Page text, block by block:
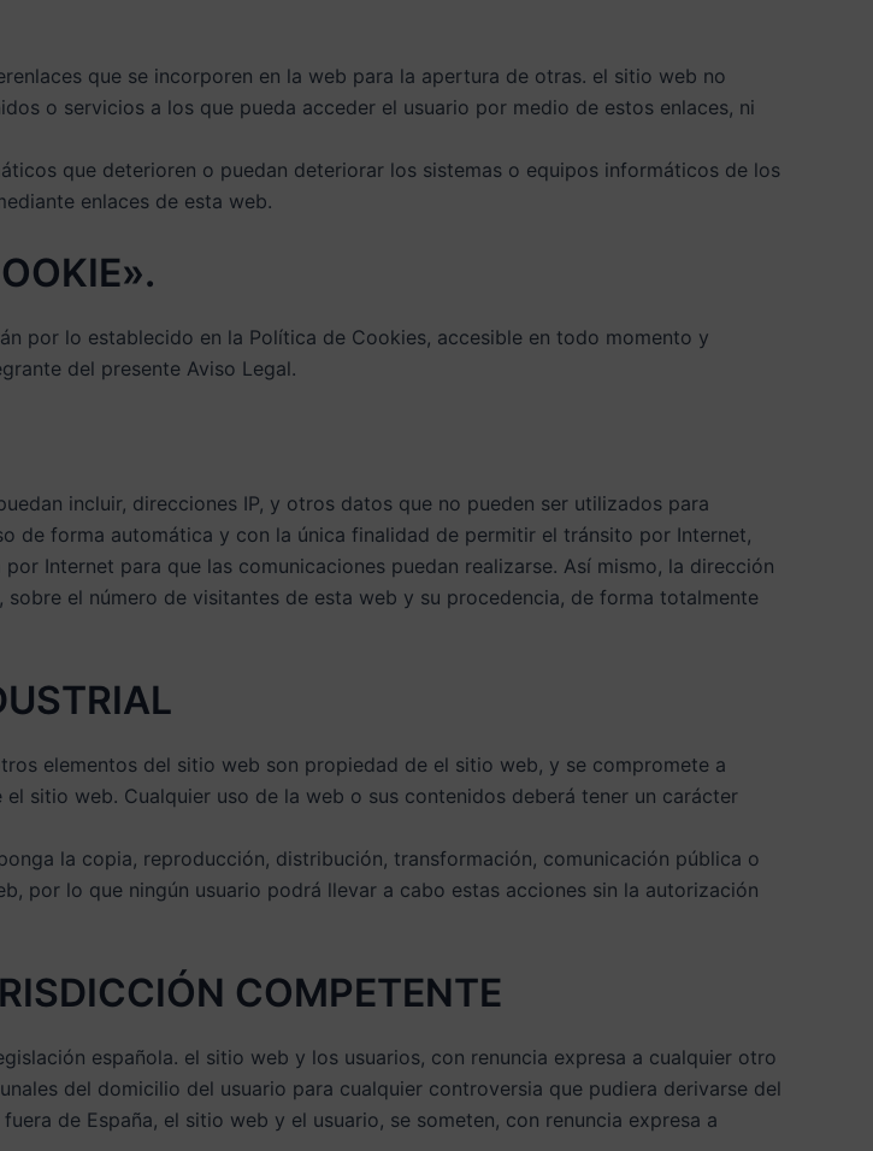
que se incorporen en la web para la apertura de otras. el sitio web no
o servicios a los que pueda acceder el usuario por medio de estos enlaces, ni
que deterioren o puedan deteriorar los sistemas o equipos informáticos de los
enlaces de esta web.
por lo establecido en la Política de Cookies, accesible en todo momento y
del presente Aviso Legal.
incluir, direcciones IP, y otros datos que no pueden ser utilizados para
de forma automática y con la única finalidad de permitir el tránsito por Internet,
Internet para que las comunicaciones puedan realizarse. Así mismo, la dirección
el número de visitantes de esta web y su procedencia, de forma totalmente
elementos del sitio web son propiedad de el sitio web, y se compromete a
sitio web. Cualquier uso de la web o sus contenidos deberá tener un carácter
la copia, reproducción, distribución, transformación, comunicación pública o
por lo que ningún usuario podrá llevar a cabo estas acciones sin la autorización
COMPETENTE
española. el sitio web y los usuarios, con renuncia expresa a cualquier otro
del domicilio del usuario para cualquier controversia que pudiera derivarse del
de España, el sitio web y el usuario, se someten, con renuncia expresa a